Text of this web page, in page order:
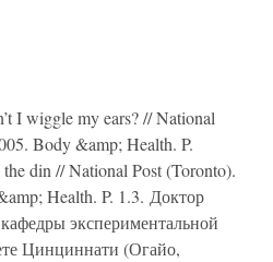
I wiggle my ears? // National
Body &amp; Health. P.
din // National Post (Toronto).
Health. P. 1.3. Доктор
экспериментальной
Цинциннати (Огайо,